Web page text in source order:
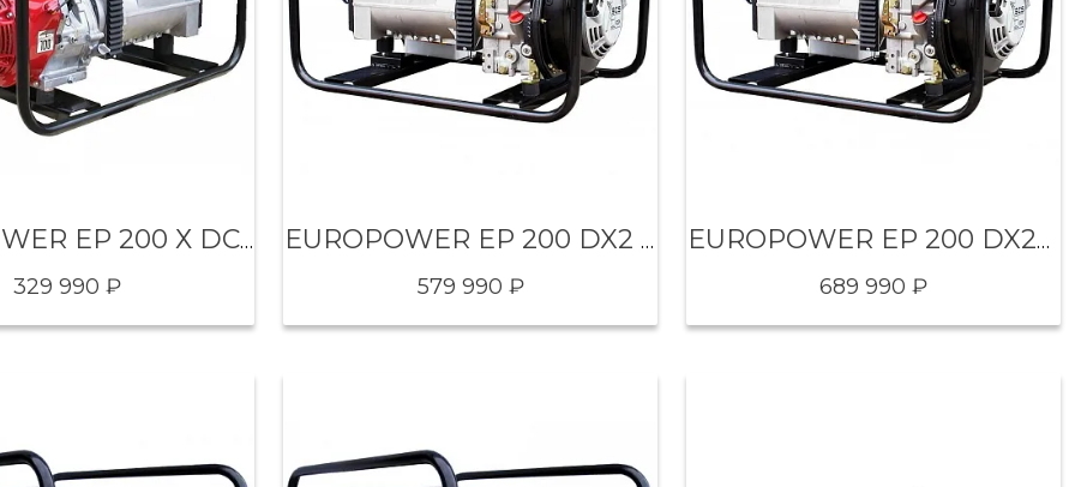
EUROPOWER EP 200 Х DC 3X230V
329 990 ₽
EUROPOWER EP 200 DX2 DC
579 990 ₽
EUROPOWER EP 200 DX2E DC
689 990 ₽